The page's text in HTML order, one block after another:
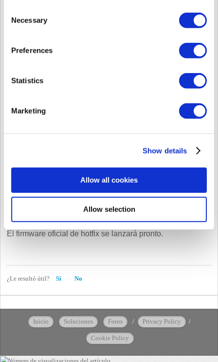
Selection
Necessary
Preferences
Statistics
Marketing
Show details
Allow all cookies
Allow selection
(como dispositivo independiente) sin BioStar 2, no está
configurado correctamente.
1. En el dispositivo, pulsa Menú
3. Seleccionar Relé.
5. Autenticarse con un usuario inscrito en el dispositivo.
Solución alternativa:
Utiliza el firmware beta adjunto para resolver el problema
Solución:
El firmware oficial de hotfix se lanzará pronto.
¿Le resultó útil? Sí No
Inicio Soluciones Foros / Privacy Policy /
Cookie Policy